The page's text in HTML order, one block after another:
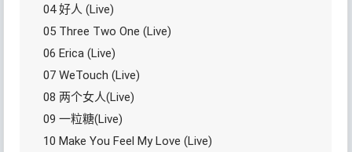
04 好人 (Live)
05 Three Two One (Live)
06 Erica (Live)
07 WeTouch (Live)
08 两个女人(Live)
09 一粒糖(Live)
10 Make You Feel My Love (Live)